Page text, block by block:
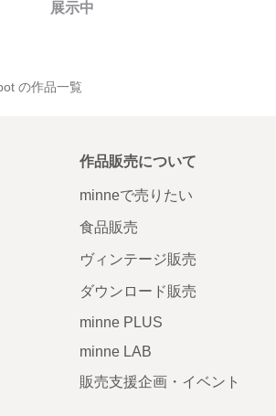
展示中
の作品一覧
作品販売について
minneで売りたい
食品販売
ヴィンテージ販売
ダウンロード販売
minne PLUS
minne LAB
販売支援企画・イベント